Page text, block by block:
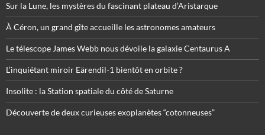
Sur la Lune, les mystères du fascinant plateau d’Aristarque
À Céron, un grand gîte accueille les astronomes amateurs
Le télescope James Webb nous dévoile la galaxie Centaurus A
L’inquiétant miroir Eärendil-1 bientôt en orbite ?
Insolite : la Station spatiale du côté de Saturne
Découverte de deux curieuses exoplanètes “cotonneuses”